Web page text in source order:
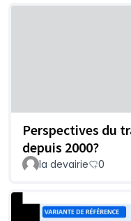
Perspectives du
depuis 2000?
la devairie 0